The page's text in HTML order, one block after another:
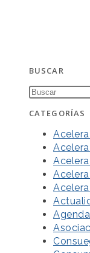
BUSCAR
CATEGORÍAS
Agenda